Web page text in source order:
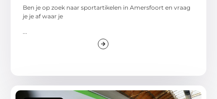
Ben je op zoek naar sportartikelen in Amersfoort en vraag
je je af waar je